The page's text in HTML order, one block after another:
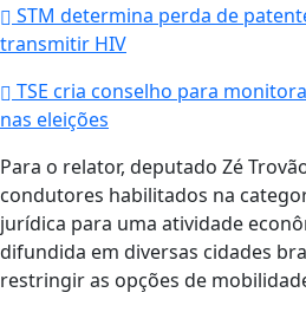
STM determina perda de
transmitir HIV
TSE cria conselho para
nas eleições
Para o relator, deputado Zé
condutores habilitados na
jurídica para uma atividade
difundida em diversas cidades
restringir as opções de